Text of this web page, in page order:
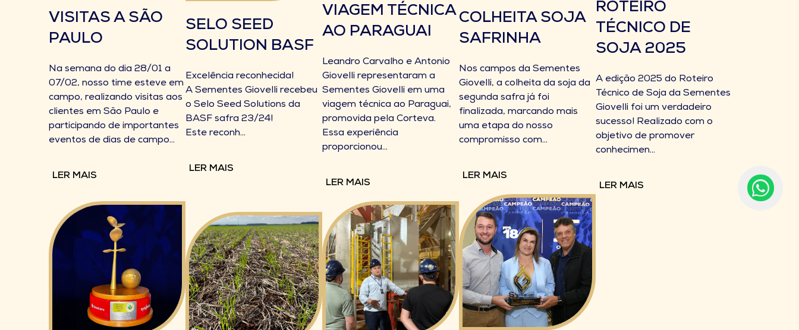
VISITAS A SÃO
PAULO
Na semana do dia 28/01 a
07/02, nosso time esteve em
campo, realizando visitas aos
clientes em São Paulo e
participando de importantes
eventos de dias de campo...
LER MAIS
SELO SEED
SOLUTION BASF
Excelência reconhecida!
A Sementes Giovelli recebeu
o Selo Seed Solutions da
BASF safra 23/24!
Este reconh...
LER MAIS
VIAGEM TÉCNICA
AO PARAGUAI
Leandro Carvalho e Antonio
Giovelli representaram a
Sementes Giovelli em uma
viagem técnica ao Paraguai,
promovida pela Corteva.
Essa experiência
proporcionou...
LER MAIS
COLHEITA SOJA
SAFRINHA
Nos campos da Sementes
Giovelli, a colheita da soja da
segunda safra já foi
finalizada, marcando mais
uma etapa do nosso
compromisso com...
LER MAIS
ROTEIRO
TÉCNICO DE
SOJA 2025
A edição 2025 do Roteiro
Técnico de Soja da Sementes
Giovelli foi um verdadeiro
sucesso! Realizado com o
objetivo de promover
conhecimen...
LER MAIS